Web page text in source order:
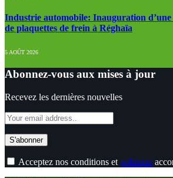
Industrie automobile: Inauguration
de plaquettes de frein à Réghaïa
5 AOÛT 2026
Abonnez-vous aux mises à jour
Recevez les dernières nouvelles
Acceptez nos conditions et politique